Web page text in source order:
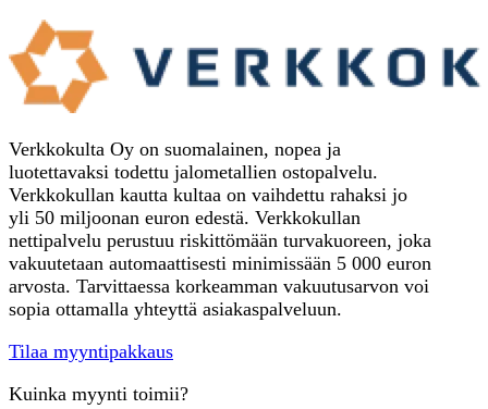
Verkkokulta Oy on suomalainen, nopea ja
luotettavaksi todettu jalometallien ostopalvelu.
Verkkokullan kautta kultaa on vaihdettu rahaksi jo
yli 50 miljoonan euron edestä. Verkkokullan
nettipalvelu perustuu riskittömään turvakuoreen, joka
vakuutetaan automaattisesti minimissään 5 000 euron
arvosta. Tarvittaessa korkeamman vakuutusarvon voi
sopia ottamalla yhteyttä asiakaspalveluun.
Tilaa myyntipakkaus
Kuinka myynti toimii?